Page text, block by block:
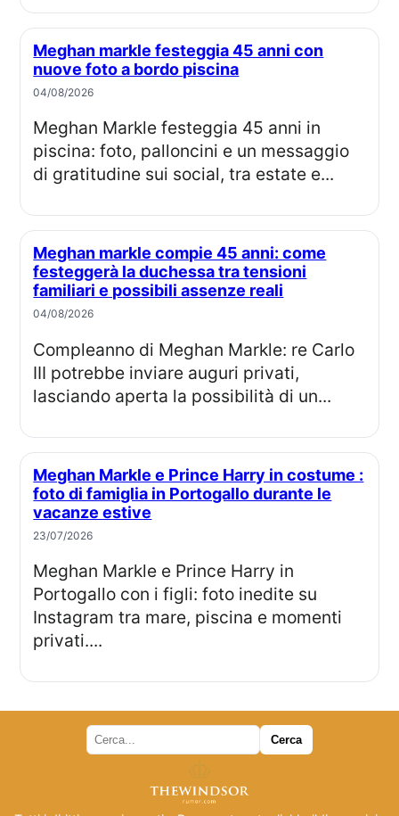
Meghan markle festeggia 45 anni con
nuove foto a bordo piscina
04/08/2026
Meghan Markle festeggia 45 anni in
piscina: foto, palloncini e un messaggio
di gratitudine sui social, tra estate e...
Meghan markle compie 45 anni: come
festeggerà la duchessa tra tensioni
familiari e possibili assenze reali
04/08/2026
Compleanno di Meghan Markle: re Carlo
III potrebbe inviare auguri privati,
lasciando aperta la possibilità di un...
Meghan Markle e Prince Harry in costume :
foto di famiglia in Portogallo durante le
vacanze estive
23/07/2026
Meghan Markle e Prince Harry in
Portogallo con i figli: foto inedite su
Instagram tra mare, piscina e momenti
privati....